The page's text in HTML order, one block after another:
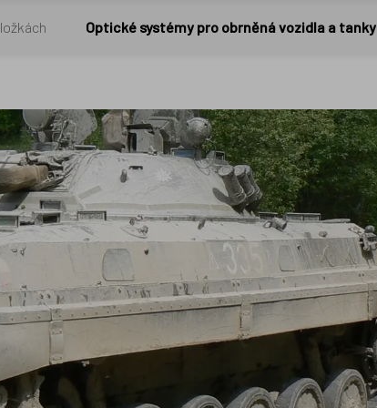
Optické systémy pro obrněná vozidla a tanky